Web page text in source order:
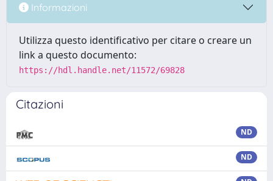
Informazioni
Utilizza questo identificativo per citare o creare un
link a questo documento:
https://hdl.handle.net/11572/69828
Citazioni
ND
ND